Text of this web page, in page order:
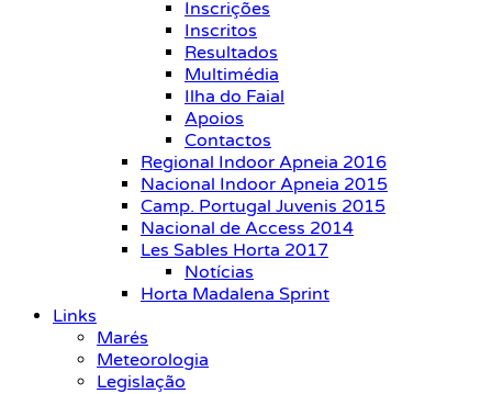
Inscrições
Inscritos
Resultados
Multimédia
Ilha do Faial
Apoios
Contactos
Regional Indoor Apneia 2016
Nacional Indoor Apneia 2015
Camp. Portugal Juvenis 2015
Nacional de Access 2014
Les Sables Horta 2017
Notícias
Horta Madalena Sprint
Links
Marés
Meteorologia
Legislação